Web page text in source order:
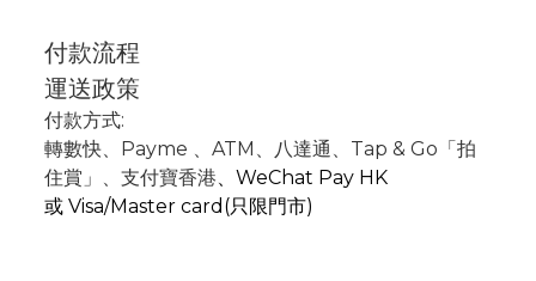
付款流程
運送政策
付款方式:
轉數快、Payme 、 ATM 、
八達通、Tap & Go「拍
住賞」 、支付寶香港、 WeChat Pay HK
或 Visa/Master card(只限門市)